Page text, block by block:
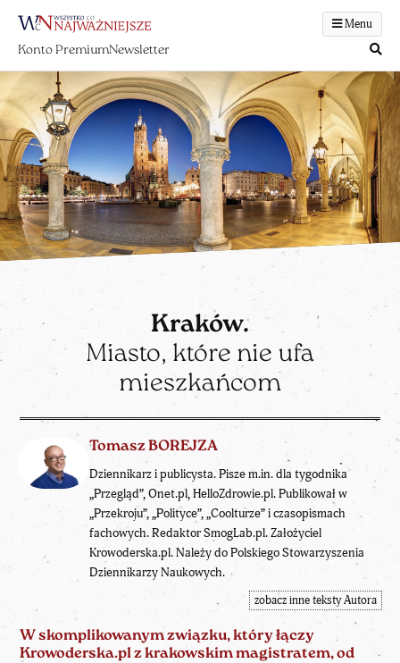
Menu
Konto PremiumNewsletter
Kraków.
Miasto, które nie ufa
mieszkańcom
Tomasz BOREJZA
Dziennikarz i publicysta. Pisze m.in. dla tygodnika
„Przegląd”, Onet.pl, HelloZdrowie.pl. Publikował w
„Przekroju”, „Polityce”, „Coolturze” i czasopismach
fachowych. Redaktor SmogLab.pl. Założyciel
Krowoderska.pl. Należy do Polskiego Stowarzyszenia
Dziennikarzy Naukowych.
zobacz inne teksty Autora
W skomplikowanym związku, który łączy
Krowoderska.pl z krakowskim magistratem, od